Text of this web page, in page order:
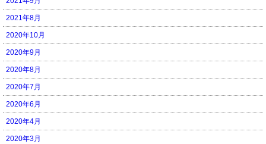
2021年8月
2020年10月
2020年9月
2020年8月
2020年7月
2020年6月
2020年4月
2020年3月